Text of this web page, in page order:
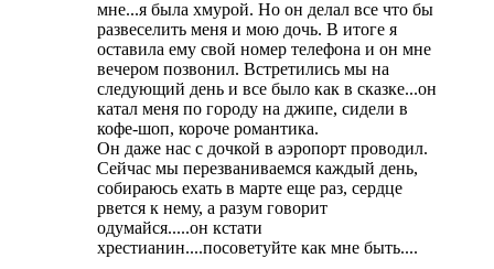
мне...я была хмурой. Но он делал все что бы
развеселить меня и мою дочь. В итоге я
оставила ему свой номер телефона и он мне
вечером позвонил. Встретились мы на
следующий день и все было как в сказке...он
катал меня по городу на джипе, сидели в
кофе-шоп, короче романтика.
Он даже нас с дочкой в аэропорт проводил.
Сейчас мы перезваниваемся каждый день,
собираюсь ехать в марте еще раз, сердце
рвется к нему, а разум говорит
одумайся.....он кстати
хрестианин....посоветуйте как мне быть....